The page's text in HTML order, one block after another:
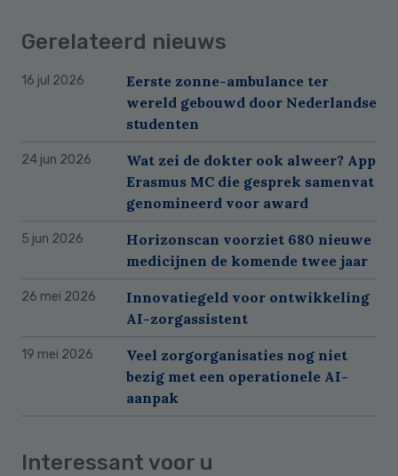
Gerelateerd nieuws
16 jul 2026
Eerste zonne-ambulance ter
wereld gebouwd door Nederlandse
studenten
24 jun 2026
Wat zei de dokter ook alweer? App
Erasmus MC die gesprek samenvat
genomineerd voor award
5 jun 2026
Horizonscan voorziet 680 nieuwe
medicijnen de komende twee jaar
26 mei 2026
Innovatiegeld voor ontwikkeling
AI-zorgassistent
19 mei 2026
Veel zorgorganisaties nog niet
bezig met een operationele AI-
aanpak
Interessant voor u